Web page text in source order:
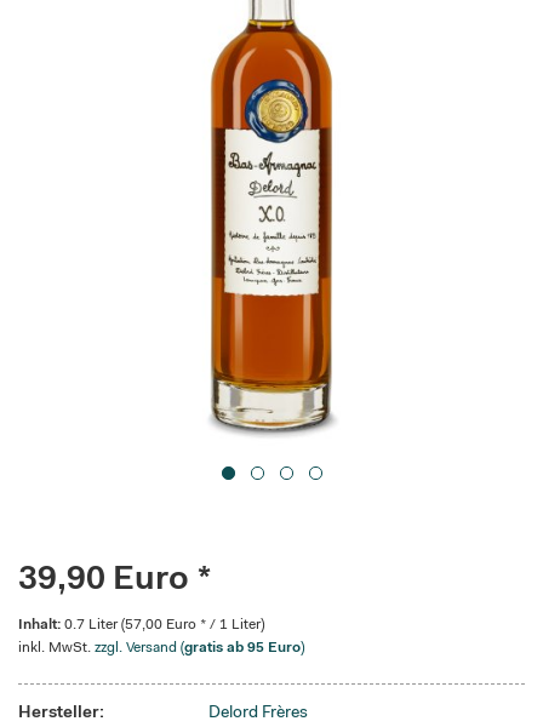
39,90 Euro *
Inhalt: 0.7 Liter (57,00 Euro * / 1 Liter)
inkl. MwSt. zzgl. Versand (gratis ab 95 Euro)
Hersteller:
Delord Frères